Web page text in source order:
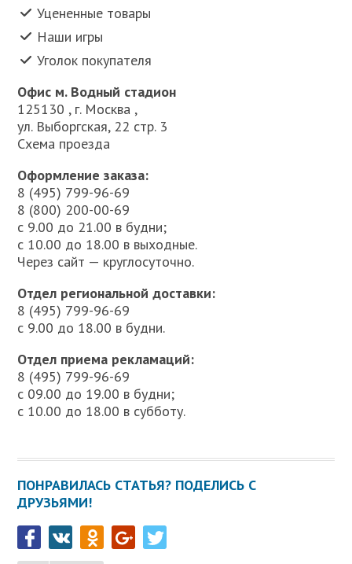
Уцененные товары
Наши игры
Уголок покупателя
Офис м. Водный стадион
125130 , г. Москва ,
ул. Выборгская, 22 стр. 3
Схема проезда
Оформление заказа:
8 (495) 799-96-69
8 (800) 200-00-69
с 9.00 до 21.00 в будни;
с 10.00 до 18.00 в выходные.
Через сайт — круглосуточно.
Отдел региональной доставки:
8 (495) 799-96-69
с 9.00 до 18.00 в будни.
Отдел приема рекламаций:
8 (495) 799-96-69
с 09.00 до 19.00 в будни;
с 10.00 до 18.00 в субботу.
ПОНРАВИЛАСЬ СТАТЬЯ? ПОДЕЛИСЬ С
ДРУЗЬЯМИ!